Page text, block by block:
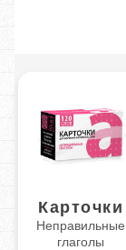
Карточки
Неправильные
глаголы